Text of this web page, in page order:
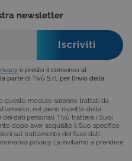
newsletter
e presto il consenso al
parte di Tivù S.r.l. per l’invio della
questo modulo saranno trattati da
nel pieno rispetto della
dati personali. Tivù tratterà i Suoi
dopo aver acquisito il Suo specifico
sul trattamento dei Suoi dati
privacy La invitiamo a prendere
Cookie analitici